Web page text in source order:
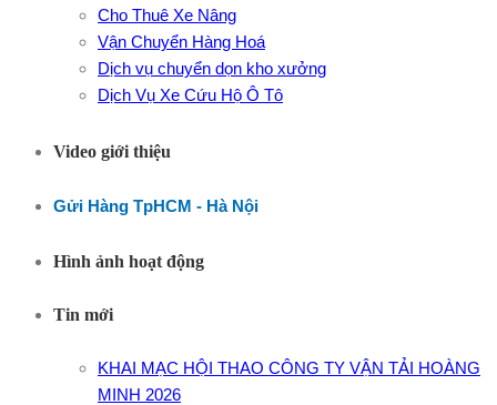
Cho Thuê Xe Nâng
Vận Chuyển Hàng Hoá
Dịch vụ chuyển dọn kho xưởng
Dịch Vụ Xe Cứu Hộ Ô Tô
Video giới thiệu
Gửi Hàng TpHCM - Hà Nội
Hình ảnh hoạt động
Tin mới
KHAI MẠC HỘI THAO CÔNG TY VẬN TẢI HOÀNG
MINH 2026